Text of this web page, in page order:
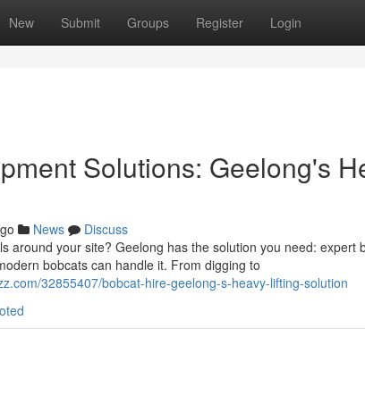
New Submit Groups Register Login
Solutions: Geelong's
News
Discuss
around your site? Geelong has the solution you need: expert
bobcats can handle it. From digging to
32855407/bobcat-hire-geelong-s-heavy-lifting-solution